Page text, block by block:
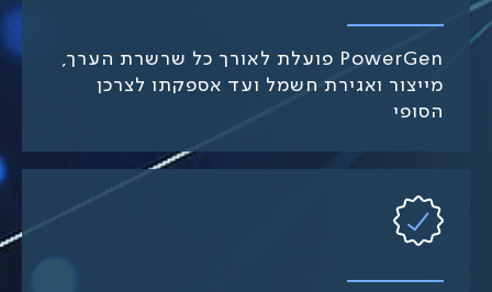
PowerGen פועלת לאורך כל שרשרת הערך,
מייצור ואגירת חשמל ועד אספקתו לצרכן
הסופי